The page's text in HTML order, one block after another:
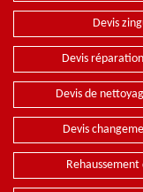
Devis
Devis
Devis de
Devis